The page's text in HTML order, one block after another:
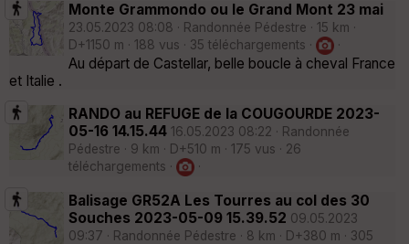
Monte Grammondo ou le Grand Mont 23 mai
23.05.2023 08:08 · Randonnée Pédestre · 15 km ·
D+1150 m · 188 vus · 35 téléchargements ·
·
Au départ de Castellar, belle boucle à cheval France
et Italie .
RANDO au REFUGE de la COUGOURDE 2023-
05-16 14.15.44 16.05.2023 08:22 · Randonnée
Pédestre · 9 km · D+510 m · 175 vus · 26
téléchargements ·
·
Balisage GR52A Les Tourres au col des 30
Souches 2023-05-09 15.39.52 09.05.2023
09:37 · Randonnée Pédestre · 8 km · D+380 m · 305